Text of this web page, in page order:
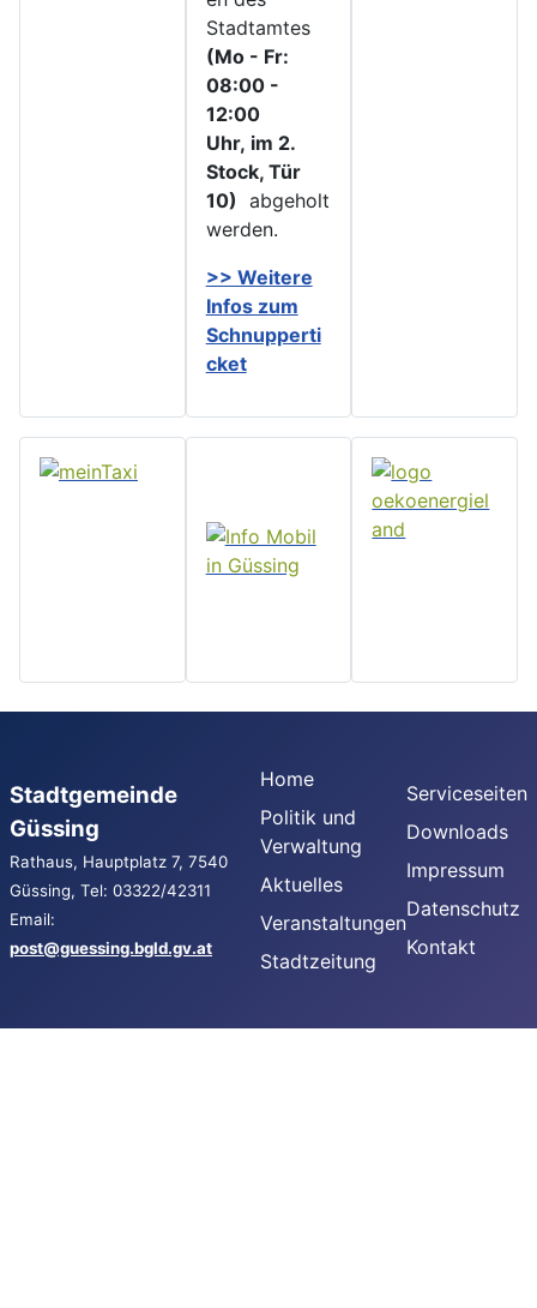
Stadtamtes
(Mo - Fr:
08:00 -
12:00
Uhr, im 2.
Stock, Tür
10) abgeholt
werden.
>> Weitere
Infos zum
Schnupperti
cket
Stadtgemeinde
Güssing
Rathaus, Hauptplatz 7, 7540
Güssing, Tel: 03322/42311
Email:
post@guessing.bgld.gv.at
Home
Politik und
Verwaltung
Aktuelles
Veranstaltungen
Stadtzeitung
Serviceseiten
Downloads
Impressum
Datenschutz
Kontakt